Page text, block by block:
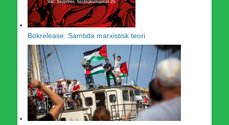
Bokrelease: Samtida marxistisk teori